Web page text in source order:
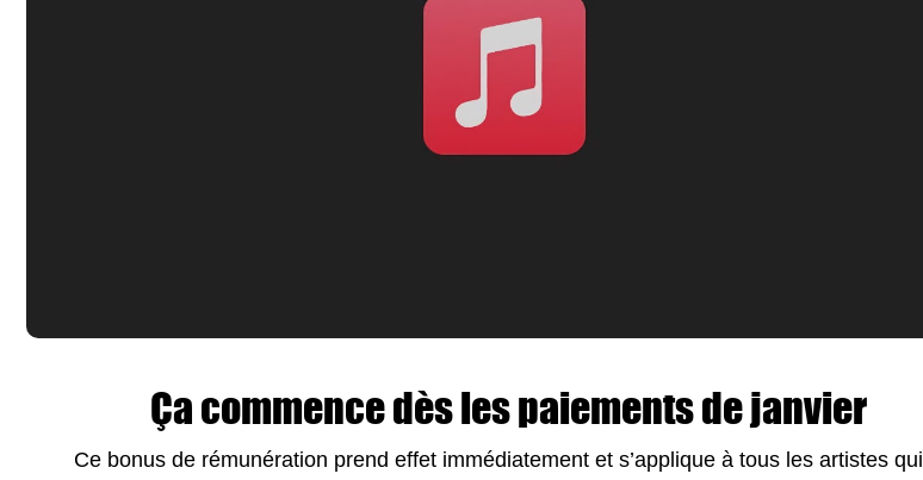
Ça commence dès les paiements de janvier
Ce bonus de rémunération prend effet immédiatement et s’applique à tous les artistes qui